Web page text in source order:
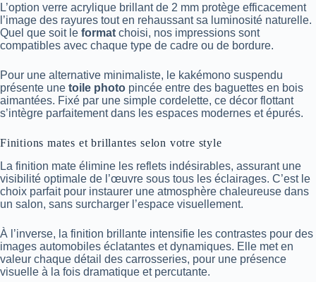
L’option verre acrylique brillant de 2 mm protège efficacement
l’image des rayures tout en rehaussant sa luminosité naturelle.
Quel que soit le format choisi, nos impressions sont
compatibles avec chaque type de cadre ou de bordure.
Pour une alternative minimaliste, le kakémono suspendu
présente une toile photo pincée entre des baguettes en bois
aimantées. Fixé par une simple cordelette, ce décor flottant
s’intègre parfaitement dans les espaces modernes et épurés.
Finitions mates et brillantes selon votre style
La finition mate élimine les reflets indésirables, assurant une
visibilité optimale de l’œuvre sous tous les éclairages. C’est le
choix parfait pour instaurer une atmosphère chaleureuse dans
un salon, sans surcharger l’espace visuellement.
À l’inverse, la finition brillante intensifie les contrastes pour des
images automobiles éclatantes et dynamiques. Elle met en
valeur chaque détail des carrosseries, pour une présence
visuelle à la fois dramatique et percutante.